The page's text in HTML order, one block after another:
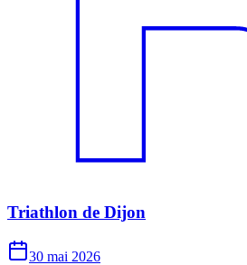
Triathlon de Dijon
30 mai 2026